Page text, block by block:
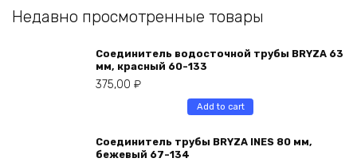
Недавно просмотренные товары
Соединитель водосточной трубы BRYZA 63
мм, краcный 60-133
375,00 ₽
Add to cart
Соединитель трубы BRYZA INES 80 мм,
бежевый 67-134